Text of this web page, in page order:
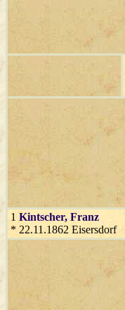
1 Kintscher, Franz
* 22.11.1862 Eisersdorf